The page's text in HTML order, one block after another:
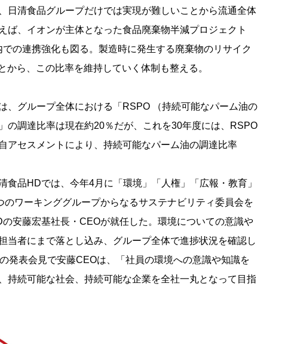
日清食品グループだけでは実現が難しいことから流通全体
ば、イオンが主体となった食品廃棄物半減プロジェクト
での連携強化も図る。製造時に発生する廃棄物のリサイク
から、この比率を維持していく体制も整える。
、グループ全体における「RSPO （持続可能なパーム油の
の調達比率は現在約20％だが、これを30年度には、RSPO
アセスメントにより、持続可能なパーム油の調達比率
品HDでは、今年4月に「環境」「人権」「広報・教育」
のワーキンググループからなるサステナビリティ委員会を
安藤宏基社長・CEOが就任した。環境についての意識や
当者にまで落とし込み、グループ全体で進捗状況を確認し
発表会見で安藤CEOは、「社員の環境への意識や知識を
持続可能な社会、持続可能な企業を全社一丸となって目指